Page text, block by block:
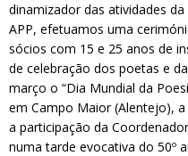
dinamizador das atividades
APP, efetuamos uma
sócios com 15 e 25 anos de
de celebração dos poetas e
março o “Dia Mundial da
em Campo Maior (Alentejo),
a participação da
numa tarde evocativa do 50º